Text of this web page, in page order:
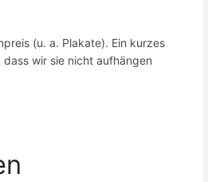
(u. a. Plakate). Ein kurzes
wir sie nicht aufhängen